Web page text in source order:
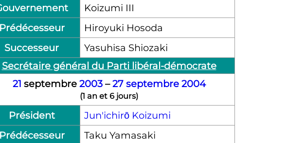
Koizumi III
Hiroyuki Hosoda
Successeur
Yasuhisa Shiozaki
Secrétaire général du Parti libéral-démocrate
21 septembre 2003–27 septembre 2004
(1 an et 6 jours)
Président
Jun'ichirō Koizumi
Taku Yamasaki